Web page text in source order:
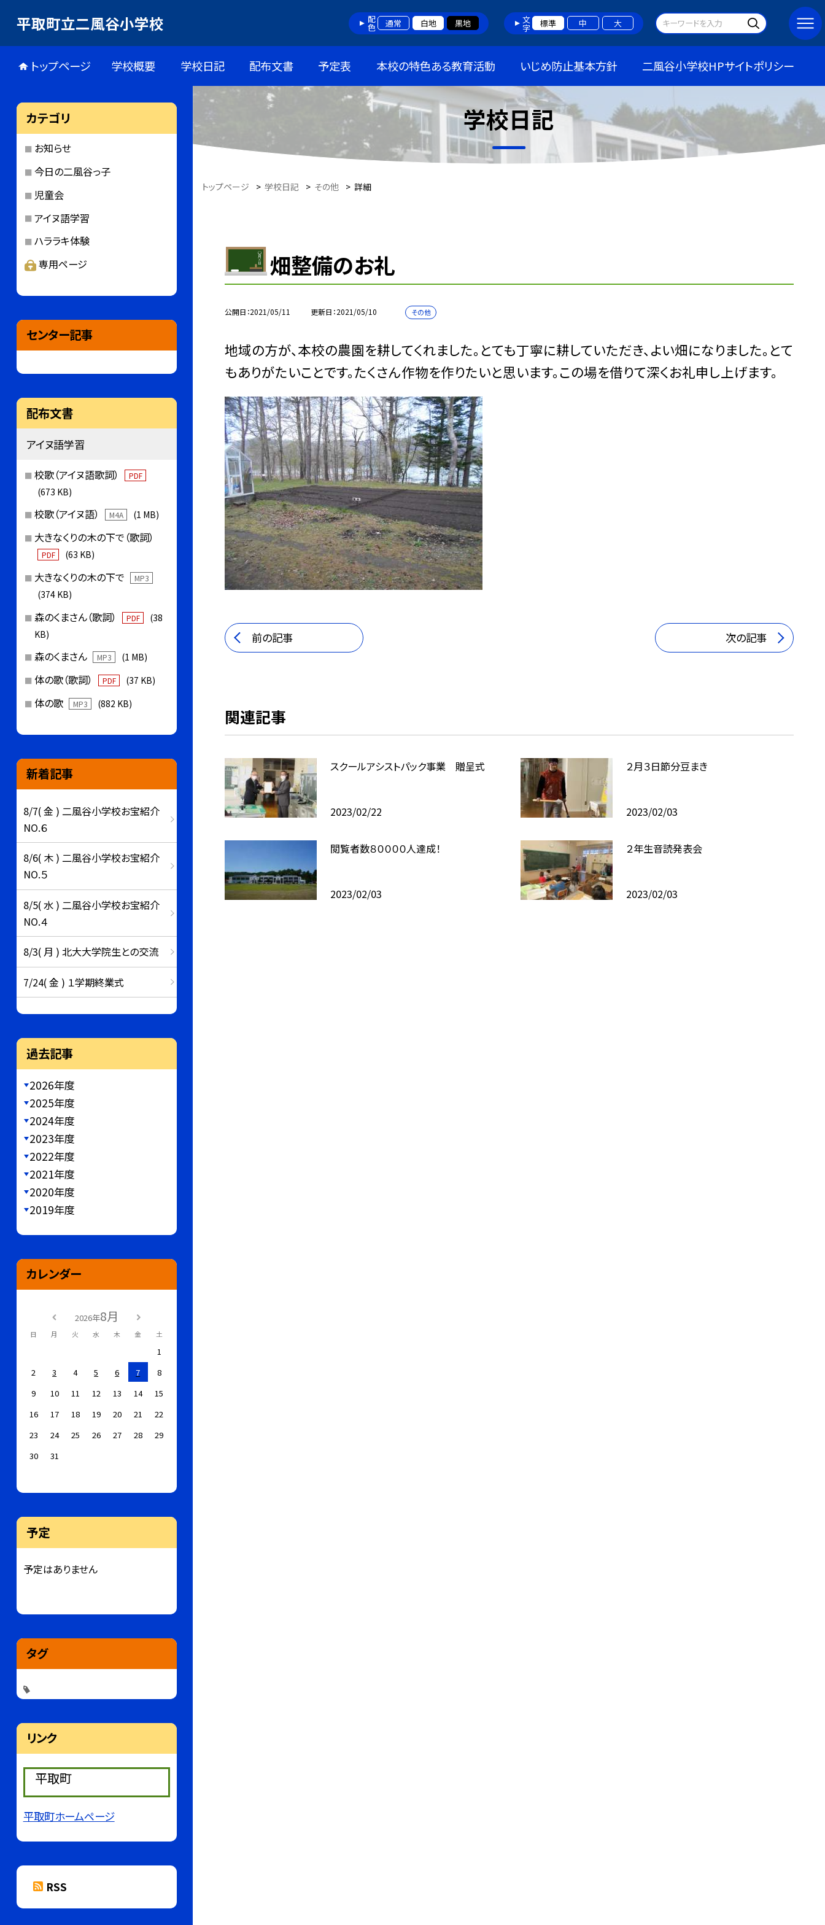
平取町立二風谷小学校 配色 通常 白地 黒地 文字 標準 中 大
トップページ 学校概要 学校日記 配布文書 予定表 本校の特色ある教育活動 いじめ防止基本方針 二風谷小学校HPサイトポリシー
学校日記
トップページ > 学校日記 > その他 > 詳細
畑整備のお礼
公開日 2021/05/11 更新日 2021/05/10 その他
地域の方が、本校の農園を耕してくれました。とても丁寧に耕していただき、よい畑になりました。とて
もありがたいことです。たくさん作物を作りたいと思います。この場を借りて深くお礼申し上げます。
前の記事 次の記事
関連記事
スクールアシストパック事業 贈呈式
2023/02/22
２月３日節分豆まき
2023/02/03
閲覧者数８００００人達成！
2023/02/03
２年生音読発表会
2023/02/03
カテゴリ
お知らせ
今日の二風谷っ子
児童会
アイヌ語学習
ハララキ体験
専用ページ
センター記事
配布文書
アイヌ語学習
校歌（アイヌ語歌詞） PDF
(673 KB)
校歌（アイヌ語） M4A (1 MB)
大きなくりの木の下で（歌詞）
PDF (63 KB)
大きなくりの木の下で MP3
(374 KB)
森のくまさん（歌詞） PDF
(38
KB)
森のくまさん MP3 (1 MB)
体の歌（歌詞） PDF (37 KB)
体の歌 MP3 (882 KB)
新着記事
8/7( 金 ) 二風谷小学校お宝紹介
NO.６
8/6( 木 ) 二風谷小学校お宝紹介
NO.５
8/5( 水 ) 二風谷小学校お宝紹介
NO.４
8/3( 月 ) 北大大学院生との交流
7/24( 金 ) １学期終業式
過去記事
2026年度
2025年度
2024年度
2023年度
2022年度
2021年度
2020年度
2019年度
カレンダー
2026年8月
日 月 火 水 木 金 土
1
2
3 4 5 6 7
8
9
10 11 12 13 14
15
16
17 18 19 20 21
22
23
24 25 26 27 28
29
30
31
予定
予定はありません
タグ
リンク
平取町
平取町ホームページ
RSS